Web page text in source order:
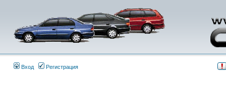
Вход Регистрация